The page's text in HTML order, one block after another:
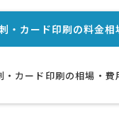
・カード印刷の料金相
・カード印刷の相場・費